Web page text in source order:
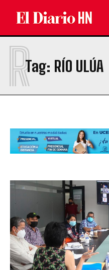
Tag: RÍO ULÚA
R